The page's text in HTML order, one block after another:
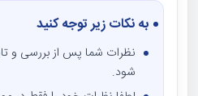
به نکات زیر توجه کنید
نظرات شما پس از بررسی و
شود.